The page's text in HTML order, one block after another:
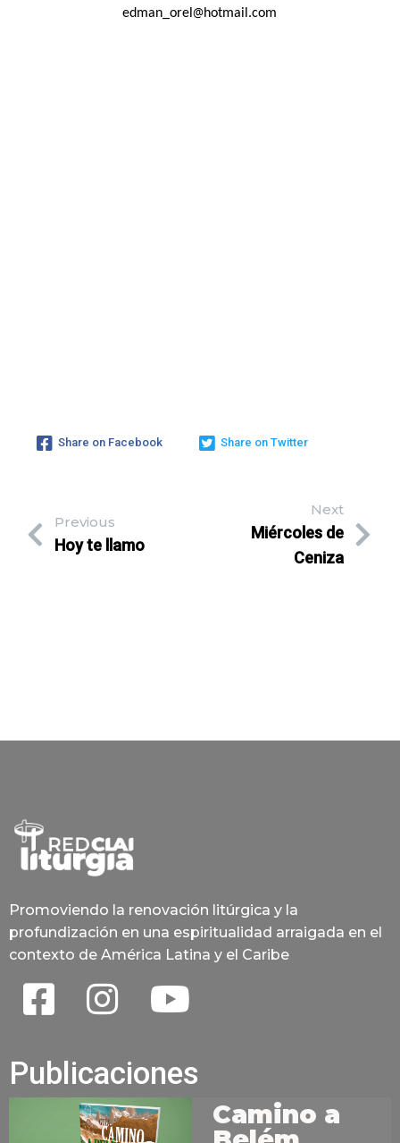
edman_orel@hotmail.com
Share on Facebook Share on Twitter
Previous
Hoy te llamo
Next
Miércoles de
Ceniza
Promoviendo la renovación litúrgica y la
profundización en una espiritualidad arraigada en el
contexto de América Latina y el Caribe
Publicaciones
Camino a